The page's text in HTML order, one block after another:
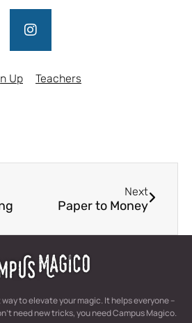
Up Teachers
Next
Paper to Money
to elevate your magic. It helps everyone –
need new tricks, you need Campus Magico.